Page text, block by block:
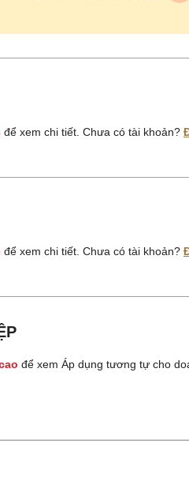
để xem chi tiết. Chưa có tài khoản?
để xem chi tiết. Chưa có tài khoản?
để xem Áp dụng tương tự cho